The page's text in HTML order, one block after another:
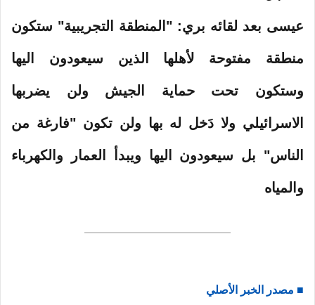
عيسى​ بعد لقائه بري​: "المنطقة التجريبية" ستكون
منطقة مفتوحة لأهلها الذين سيعودون اليها
وستكون تحت حماية الجيش ولن يضربها
الاسرائيلي ولا دَخل له بها ولن تكون "فارغة من
الناس" بل سيعودون اليها ويبدأ العمار والكهرباء
والمياه
■ مصدر الخبر الأصلي